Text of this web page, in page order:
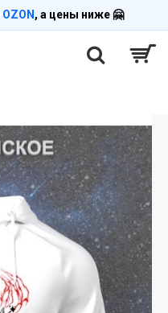
OZON , а цены ниже 🤗